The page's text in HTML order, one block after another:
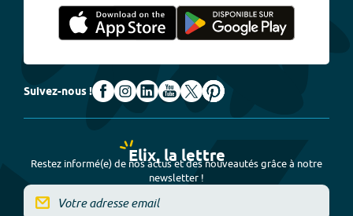
Suivez-nous !
Elix, la lettre
Restez informé(e) de nos actus et des nouveautés grâce à notre
newsletter !